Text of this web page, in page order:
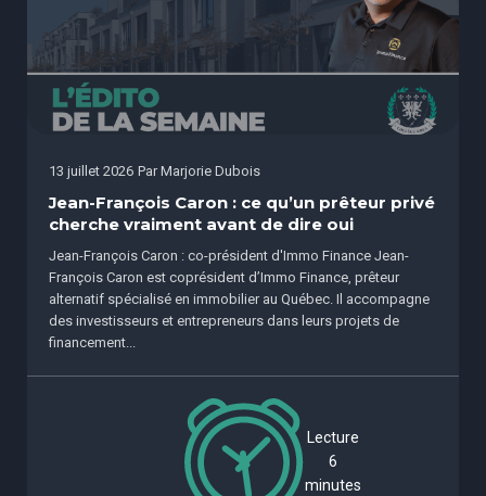
13 juillet 2026 Par Marjorie Dubois
Jean-François Caron : ce qu’un prêteur privé
cherche vraiment avant de dire oui
Jean-François Caron : co-président d'Immo Finance Jean-
François Caron est coprésident d’Immo Finance, prêteur
alternatif spécialisé en immobilier au Québec. Il accompagne
des investisseurs et entrepreneurs dans leurs projets de
financement...
Lecture
6
minutes